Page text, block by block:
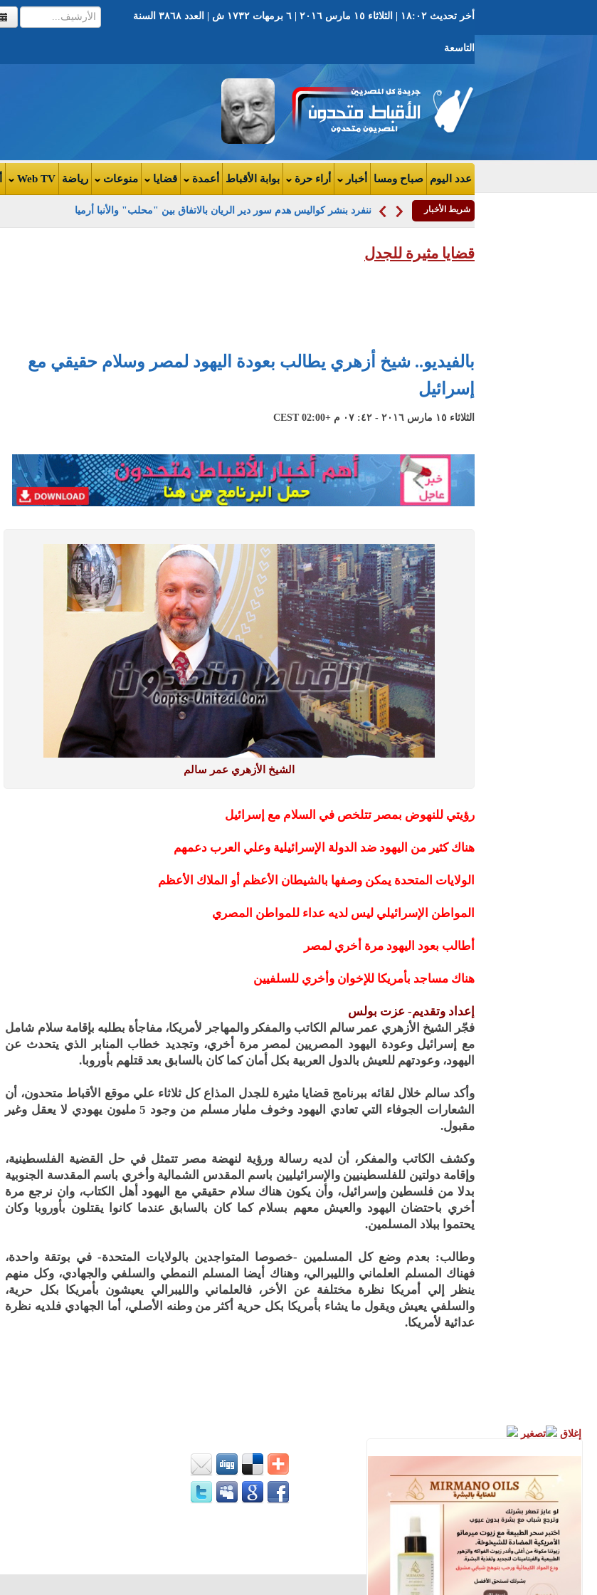
أخر تحديث ١٨:٠٢ | الثلاثاء ١٥ مارس ٢٠١٦ | ٦ برمهات ١٧٣٢ ش | العدد ٣٨٦٨ السنة
التاسعة
عدد اليوم صباح ومسا أخبار أراء حرة بوابة الأقباط أعمدة قضايا منوعات رياضة Web TV
إغلاق تصغير
شريط الأخبار ننفرد بنشر كواليس هدم سور دير الريان بالاتفاق بين "محلب" والأنبا أرميا
قضايا مثيرة للجدل
بالفيديو.. شيخ أزهري يطالب بعودة اليهود لمصر وسلام حقيقي مع
إسرائيل
الثلاثاء ١٥ مارس ٢٠١٦ - ٤٢: ٠٧ م +02:00 CEST
الشيخ الأزهري عمر سالم
رؤيتي للنهوض بمصر تتلخص في السلام مع إسرائيل
هناك كثير من اليهود ضد الدولة الإسرائيلية وعلي العرب دعمهم
الولايات المتحدة يمكن وصفها بالشيطان الأعظم أو الملاك الأعظم
المواطن الإسرائيلي ليس لديه عداء للمواطن المصري
أطالب بعود اليهود مرة أخري لمصر
هناك مساجد بأمريكا للإخوان وأخري للسلفيين
إعداد وتقديم- عزت بولس
فجّر الشيخ الأزهري عمر سالم الكاتب والمفكر والمهاجر لأمريكا، مفاجأة بطلبه بإقامة سلام شامل
مع إسرائيل وعودة اليهود المصريين لمصر مرة أخري، وتجديد خطاب المنابر الذي يتحدث عن
اليهود، وعودتهم للعيش بالدول العربية بكل أمان كما كان بالسابق بعد قتلهم بأوروبا.
وأكد سالم خلال لقائه ببرنامج قضايا مثيرة للجدل المذاع كل ثلاثاء علي موقع الأقباط متحدون، أن
الشعارات الجوفاء التي تعادي اليهود وخوف مليار مسلم من وجود 5 مليون يهودي لا يعقل وغير
مقبول.
وكشف الكاتب والمفكر، أن لديه رسالة ورؤية لنهضة مصر تتمثل في حل القضية الفلسطينية،
وإقامة دولتين للفلسطينيين والإسرائيليين باسم المقدس الشمالية وأخري باسم المقدسة الجنوبية
بدلا من فلسطين وإسرائيل، وأن يكون هناك سلام حقيقي مع اليهود أهل الكتاب، وان نرجع مرة
أخري باحتضان اليهود والعيش معهم بسلام كما كان بالسابق عندما كانوا يقتلون بأوروبا وكان
يحتموا ببلاد المسلمين.
وطالب: بعدم وضع كل المسلمين -خصوصا المتواجدين بالولايات المتحدة- في بوتقة واحدة،
فهناك المسلم العلماني والليبرالي، وهناك أيضا المسلم النمطي والسلفي والجهادي، وكل منهم
ينظر إلي أمريكا نظرة مختلفة عن الأخر، فالعلماني والليبرالي يعيشون بأمريكا بكل حرية،
والسلفي يعيش ويقول ما يشاء بأمريكا بكل حرية أكثر من وطنه الأصلي، أما الجهادي فلديه نظرة
عدائية لأمريكا.
الأقباط متحدون